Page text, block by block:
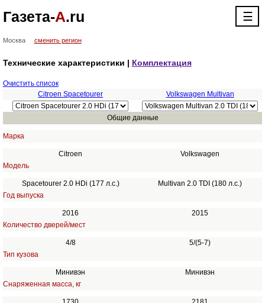
Газета-А.ru ☰
Москва сменить регион
Технические характеристики | Комплектация
Очистить список
Citroen Spacetourer
Volkswagen Multivan
Общие данные
Марка
Citroen
Volkswagen
Модель
Spacetourer 2.0 HDi (177 л.с.)
Multivan 2.0 TDI (180 л.с.)
Год выпуска
2016
2015
Количество дверей/мест
4/8
5/(5-7)
Тип кузова
Минивэн
Минивэн
Снаряженная масса, кг